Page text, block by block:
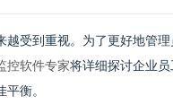
受到重视。为了更好地管
控软件专家将详细探讨企业
衡。